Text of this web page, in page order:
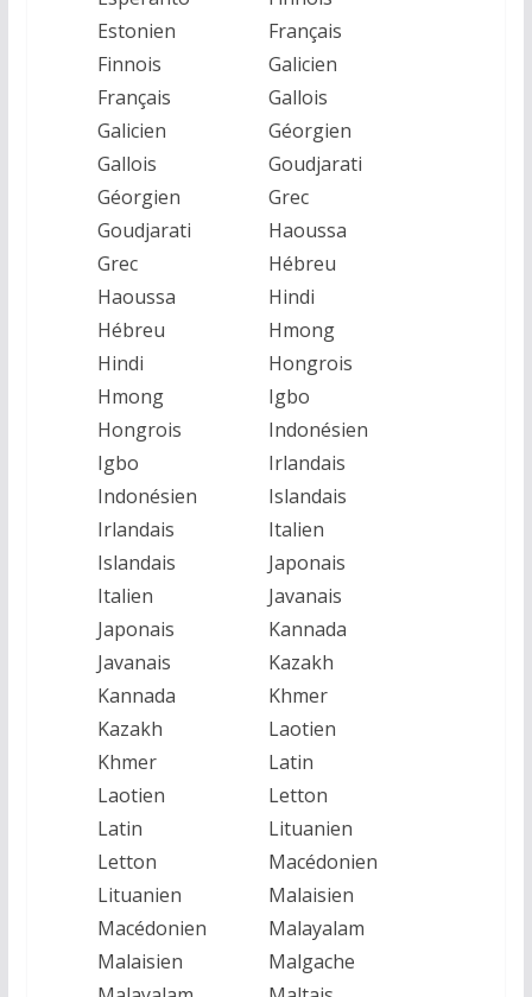
Estonien
Finnois
Français
Galicien
Gallois
Géorgien
Goudjarati
Grec
Haoussa
Hébreu
Hindi
Hmong
Hongrois
Igbo
Indonésien
Irlandais
Islandais
Italien
Japonais
Javanais
Kannada
Kazakh
Khmer
Laotien
Latin
Letton
Lituanien
Macédonien
Malaisien
Français
Galicien
Gallois
Géorgien
Goudjarati
Grec
Haoussa
Hébreu
Hindi
Hmong
Hongrois
Igbo
Indonésien
Irlandais
Islandais
Italien
Japonais
Javanais
Kannada
Kazakh
Khmer
Laotien
Latin
Letton
Lituanien
Macédonien
Malaisien
Malayalam
Malgache